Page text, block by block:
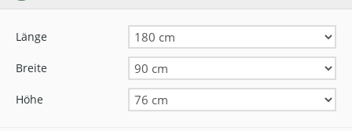
Länge
Breite
Höhe